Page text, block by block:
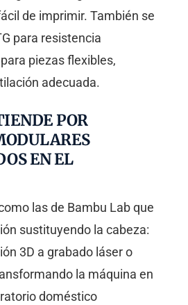
de imprimir. También se
para resistencia
piezas flexibles,
adecuada.
POR
EN EL
las de Bambu Lab que
sustituyendo la cabeza:
3D a grabado láser o
la máquina en
doméstico